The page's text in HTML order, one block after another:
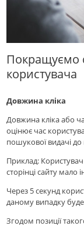
Покращуємо
користувача
Довжина кліка
Довжина кліка або
оцінює час
пошукової видачі
Приклад:
сторінці сайту мало
Через 5 секунд
даному випадку
Згодом позиції